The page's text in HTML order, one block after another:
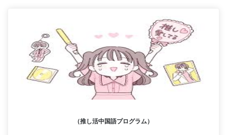
（推し活中国語プログラム）